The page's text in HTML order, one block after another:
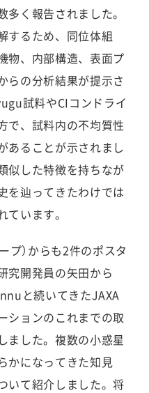
く報告されました。
するため、同位体組
物、内部構造、表面プ
らの分析結果が提示さ
試料やCIコンドライ
で、試料内の不均質性
あることが示されまし
似した特徴を持ちなが
を辿ってきたわけでは
います。
プ）からも2件のポスタ
究開発員の矢田から
と続いてきたJAXA
ションのこれまでの取
ました。複数の小惑星
かになってきた知見
いて紹介しました。将